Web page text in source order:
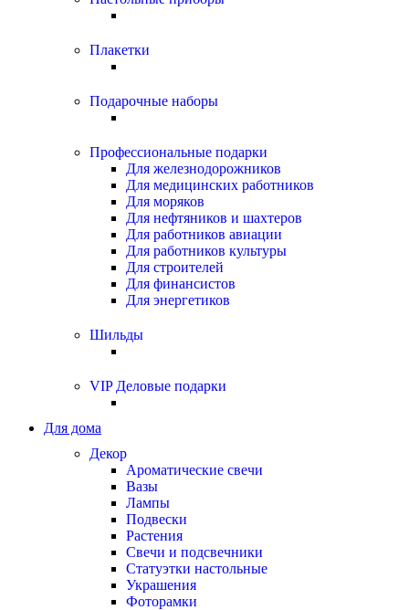
Плакетки
Подарочные наборы
Профессиональные подарки
Для железнодорожников
Для медицинских работников
Для моряков
Для нефтяников и шахтеров
Для работников авиации
Для работников культуры
Для строителей
Для финансистов
Для энергетиков
Шильды
VIP Деловые подарки
Для дома
Декор
Ароматические свечи
Вазы
Лампы
Подвески
Растения
Свечи и подсвечники
Статуэтки настольные
Украшения
Фоторамки